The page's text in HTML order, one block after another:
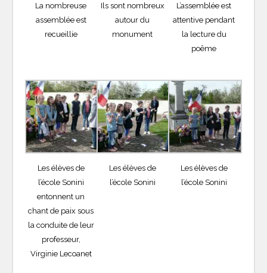
La nombreuse
assemblée est
recueillie
Ils sont nombreux
autour du
monument
L’assemblée est
attentive pendant
la lecture du
poême
Les élèves de
l’école Sonini
entonnent un
chant de paix sous
la conduite de leur
professeur,
Virginie Lecoanet
Les élèves de
l’école Sonini
Les élèves de
l’école Sonini